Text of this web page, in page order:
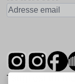
Tsugi est un